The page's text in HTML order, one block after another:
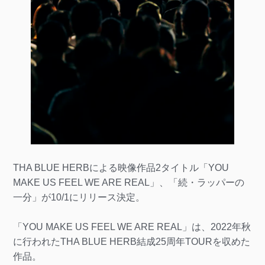
THA BLUE HERBによる映像作品2タイトル「YOU
MAKE US FEEL WE ARE REAL」、「続・ラッパーの
一分」が10/1にリリース決定。
「YOU MAKE US FEEL WE ARE REAL」は、2022年秋
に行われたTHA BLUE HERB結成25周年TOURを収めた
作品。